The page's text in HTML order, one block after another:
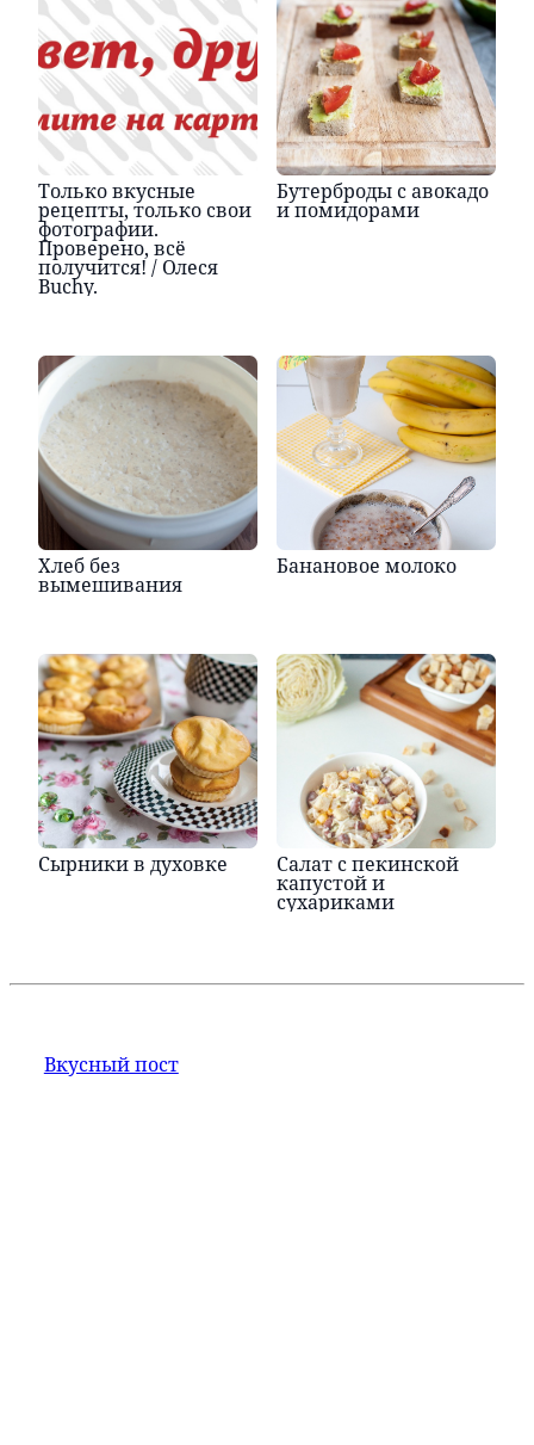
Только вкусные
рецепты, только свои
фотографии.
Проверено, всё
получится! / Олеся
Buchy.
Бутерброды с авокадо
и помидорами
Хлеб без
вымешивания
Банановое молоко
Сырники в духовке Салат с пекинской
капустой и
сухариками
Вкусный пост